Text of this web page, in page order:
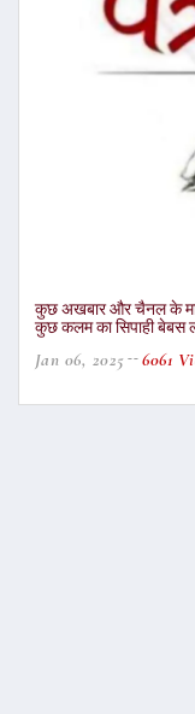
कुछ अखबार और चैनल के
कुछ कलम का सिपाही बेबस
Jan 06, 2025 6061